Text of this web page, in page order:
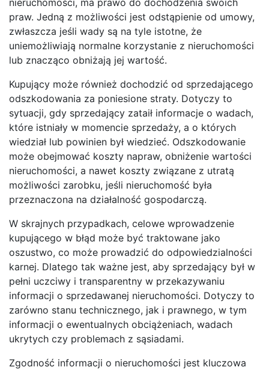
praw. Jedną z możliwości jest odstąpienie od umowy,
zwłaszcza jeśli wady są na tyle istotne, że
uniemożliwiają normalne korzystanie z nieruchomości
lub znacząco obniżają jej wartość.
Kupujący może również dochodzić od sprzedającego
odszkodowania za poniesione straty. Dotyczy to
sytuacji, gdy sprzedający zataił informacje o wadach,
które istniały w momencie sprzedaży, a o których
wiedział lub powinien był wiedzieć. Odszkodowanie
może obejmować koszty napraw, obniżenie wartości
nieruchomości, a nawet koszty związane z utratą
możliwości zarobku, jeśli nieruchomość była
przeznaczona na działalność gospodarczą.
W skrajnych przypadkach, celowe wprowadzenie
kupującego w błąd może być traktowane jako
oszustwo, co może prowadzić do odpowiedzialności
karnej. Dlatego tak ważne jest, aby sprzedający był w
pełni uczciwy i transparentny w przekazywaniu
informacji o sprzedawanej nieruchomości. Dotyczy to
zarówno stanu technicznego, jak i prawnego, w tym
informacji o ewentualnych obciążeniach, wadach
ukrytych czy problemach z sąsiadami.
Zgodność informacji o nieruchomości jest kluczowa